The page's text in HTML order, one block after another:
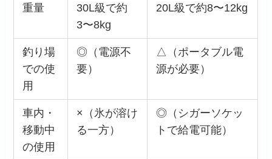
重量
30L級で約
3〜8kg
20L級で約8〜12kg
釣り場
での使
用
◎（電源不
要）
△（ポータブル電
源が必要）
車内・
移動中
の使用
×（氷が溶け
る一方）
◎（シガーソケッ
トで給電可能）